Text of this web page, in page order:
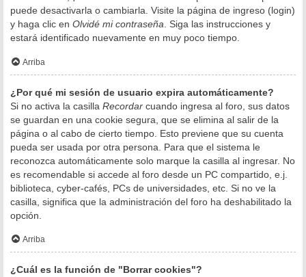
puede desactivarla o cambiarla. Visite la página de ingreso (login)
y haga clic en Olvidé mi contraseña. Siga las instrucciones y
estará identificado nuevamente en muy poco tiempo.
Arriba
¿Por qué mi sesión de usuario expira automáticamente?
Si no activa la casilla Recordar cuando ingresa al foro, sus datos
se guardan en una cookie segura, que se elimina al salir de la
página o al cabo de cierto tiempo. Esto previene que su cuenta
pueda ser usada por otra persona. Para que el sistema le
reconozca automáticamente solo marque la casilla al ingresar. No
es recomendable si accede al foro desde un PC compartido, e.j.
biblioteca, cyber-cafés, PCs de universidades, etc. Si no ve la
casilla, significa que la administración del foro ha deshabilitado la
opción.
Arriba
¿Cuál es la función de "Borrar cookies"?